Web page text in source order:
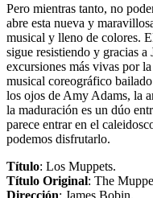
Pero mientras tanto, no
abre esta nueva y
musical y lleno de colores.
sigue resistiendo y gracias a
excursiones más vivas por
musical coreográfico
los ojos de Amy Adams, la
la maduración es un dúo
parece entrar en el
podemos disfrutarlo.
Título: Los Muppets.
Título Original: The
Dirección: James Bobin.